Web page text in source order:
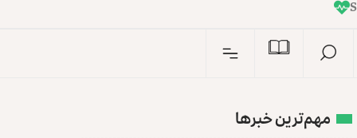
n
I
مهم‌ترین خبرها